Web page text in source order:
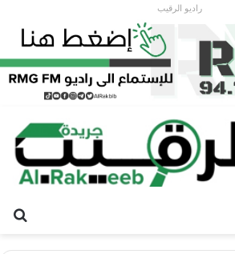
راديو الرقيب